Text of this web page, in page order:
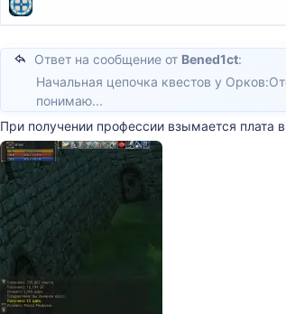
Ответ на сообщение от Bened1ct:
Начальная цепочка квестов у
понимаю...
При получении профессии взымается плата